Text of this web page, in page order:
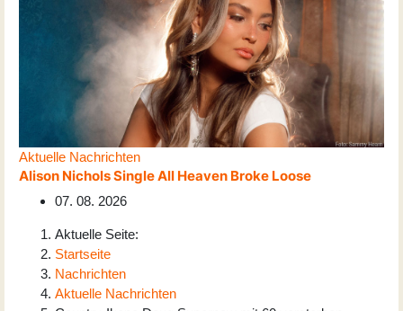
Aktuelle Nachrichten
Alison Nichols Single All Heaven Broke Loose
07. 08. 2026
Aktuelle Seite:
Startseite
Nachrichten
Aktuelle Nachrichten